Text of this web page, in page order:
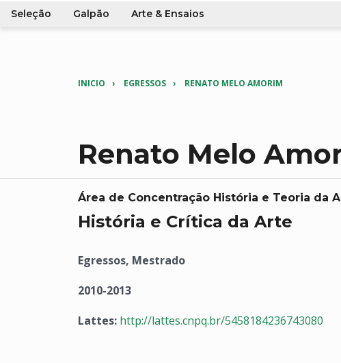
Seleção Galpão Arte & Ensaios
INICIO EGRESSOS RENATO MELO AMORIM
Renato Melo
Área de Concentração História e Teoria da
História e Crítica da Arte
Egressos, Mestrado
2010-2013
Lattes: http://lattes.cnpq.br/5458184236743080